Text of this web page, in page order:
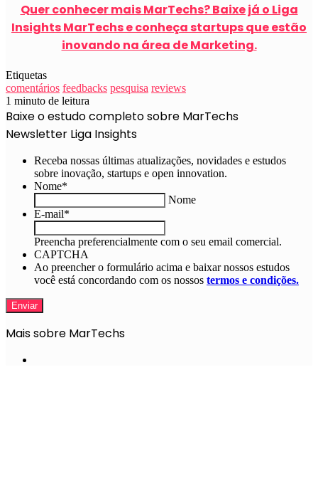
Quer conhecer mais MarTechs? Baixe já o Liga
Insights MarTechs e conheça startups que estão
inovando na área de Marketing.
Etiquetas
comentários feedbacks pesquisa reviews
1 minuto de leitura
Baixe o estudo completo sobre MarTechs
Newsletter Liga Insights
Receba nossas últimas atualizações, novidades e estudos
sobre inovação, startups e open innovation.
Nome*
Nome
E-mail*
Preencha preferencialmente com o seu email comercial.
CAPTCHA
Ao preencher o formulário acima e baixar nossos estudos
você está concordando com os nossos termos e condições.
Mais sobre MarTechs